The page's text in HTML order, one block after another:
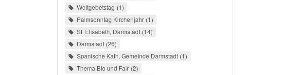
Weltgebetstag 1
Palmsonntag Kirchenjahr 1
St. Elisabeth, Darmstadt 14
Darmstadt 26
Spanische Kath. Gemeinde Darmstadt 1
Thema Bio und Fair 2